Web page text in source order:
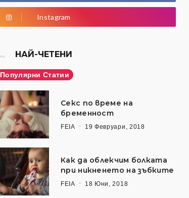
Instagram
НАЙ-ЧЕТЕНИ
Популярни Статии
Секс по време на
бременност
FEIA 19 Февруари, 2018
Как да облекчим болката
при никненето на зъбките
FEIA 18 Юни, 2018